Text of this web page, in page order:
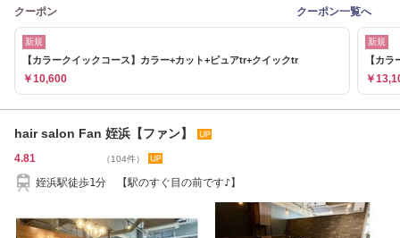
クーポン クーポン一覧へ
新規
【カラークイックコース】カラー+カット+ピュアtr+クイックtr
￥10,600
新規
【カ
￥
hair salon Fan 姪浜【ファン】
4.81 （104件）
姪浜駅徒歩1分 【駅のすぐ目の前です♪】